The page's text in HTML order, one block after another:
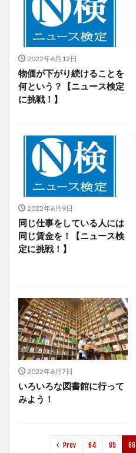
2022年6月12日
物価が下がり続けることを
何という？【ニュース検定
に挑戦！】
2022年6月9日
同じ仕事をしている人には
同じ賃金を！【ニュース検
定に挑戦！】
2022年6月7日
いろいろな図書館に行って
みよう！
Prev 64 65 66